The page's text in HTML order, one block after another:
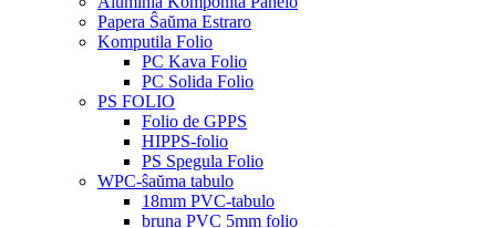
Papera Ŝaŭma Estraro
Komputila Folio
PC Kava Folio
PC Solida Folio
PS FOLIO
Folio de GPPS
HIPPS-folio
PS Spegula Folio
WPC-ŝaŭma tabulo
18mm PVC-tabulo
bruna PVC 5mm folio